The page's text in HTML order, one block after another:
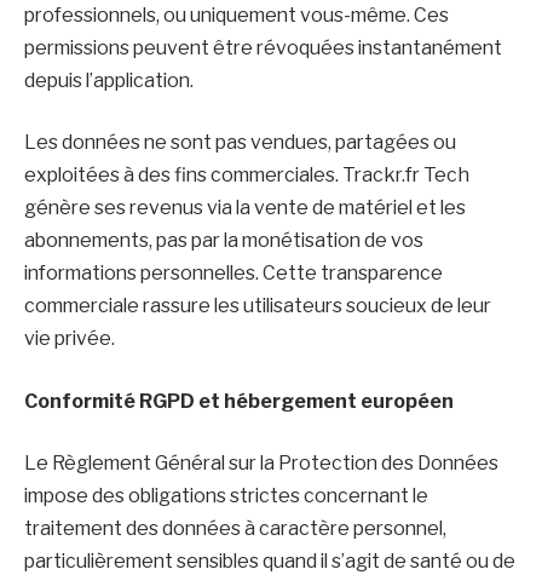
professionnels, ou uniquement vous-même. Ces
permissions peuvent être révoquées instantanément
depuis l’application.
Les données ne sont pas vendues, partagées ou
exploitées à des fins commerciales. Trackr.fr Tech
génère ses revenus via la vente de matériel et les
abonnements, pas par la monétisation de vos
informations personnelles. Cette transparence
commerciale rassure les utilisateurs soucieux de leur
vie privée.
Conformité RGPD et hébergement européen
Le Règlement Général sur la Protection des Données
impose des obligations strictes concernant le
traitement des données à caractère personnel,
particulièrement sensibles quand il s’agit de santé ou de